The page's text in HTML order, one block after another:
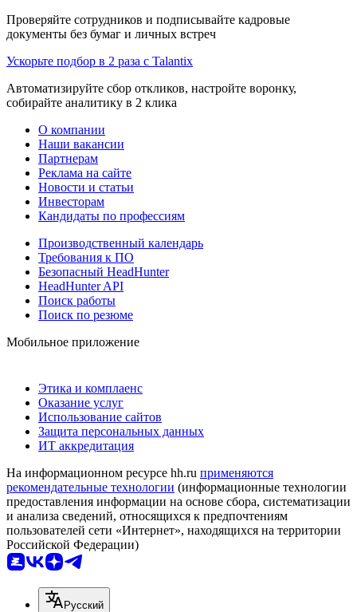
Проверяйте сотрудников и подписывайте кадровые
документы без бумаг и личных встреч
Ускорьте подбор в 2 раза с Talantix
Автоматизируйте сбор откликов, настройте воронку,
собирайте аналитику в 2 клика
О компании
Наши вакансии
Партнерам
Реклама на сайте
Новости и статьи
Инвесторам
Кандидаты по профессиям
Производственный календарь
Требования к ПО
Безопасный HeadHunter
HeadHunter API
Поиск работы
Поиск по резюме
Мобильное приложение
Этика и комплаенс
Оказание услуг
Использование сайтов
Защита персональных данных
ИТ аккредитация
На информационном ресурсе hh.ru применяются
рекомендательные технологии (информационные технологии
предоставления информации на основе сбора, систематизации
и анализа сведений, относящихся к предпочтениям
пользователей сети «Интернет», находящихся на территории
Российской Федерации)
Русский